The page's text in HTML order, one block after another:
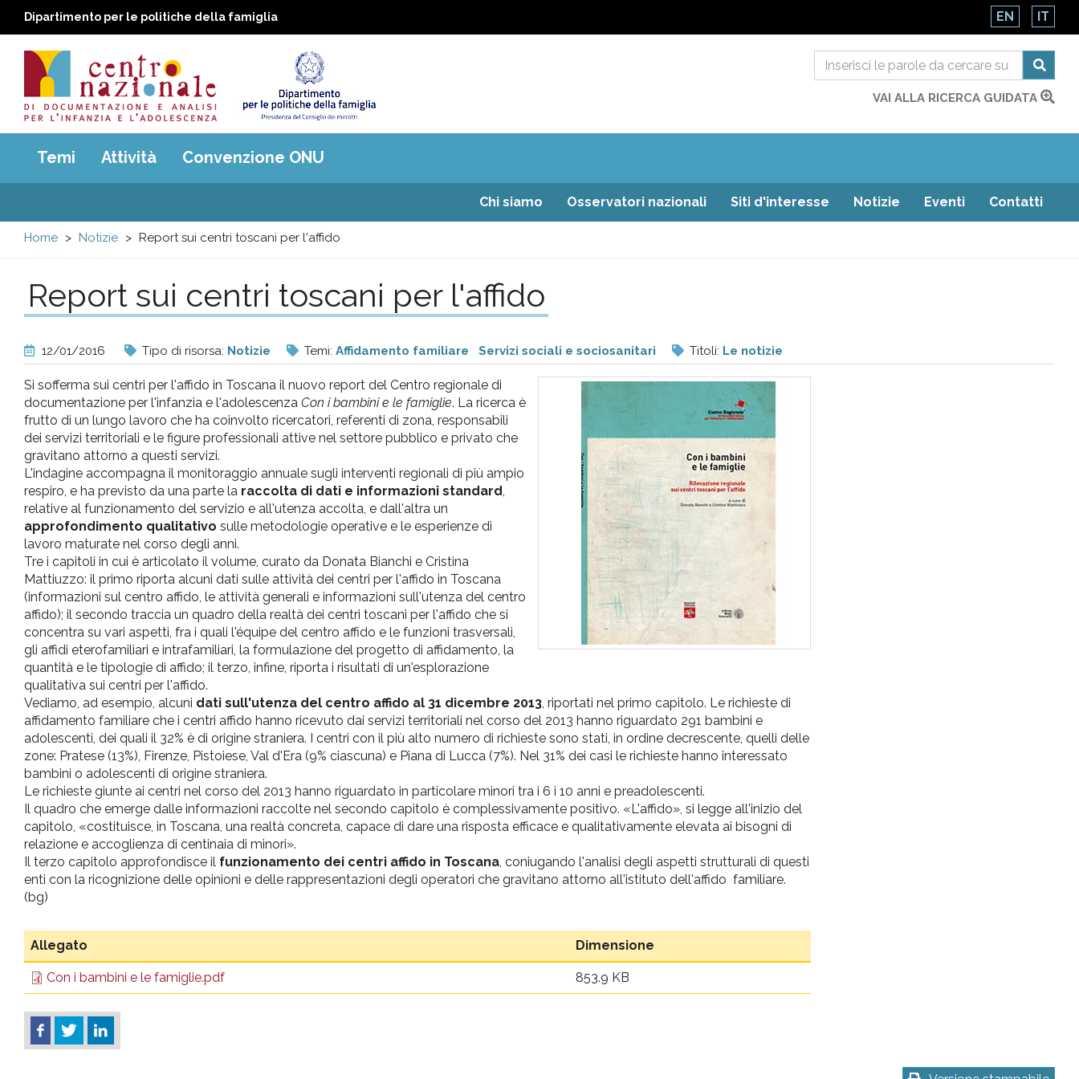
Dipartimento per le politiche della famiglia EN IT
Centro
nazionale
di
e
analisi
pr
l'infanzia
e
l'adolescenza
VAI ALLA RICERCA GUIDATA
Main
menu
Temi Attività Convenzione ONU
Chi siamo Osservatori nazionali Siti d'interesse Notizie Eventi Contatti
Home Notizie Report sui centri toscani per l'affido
Report sui centri toscani per l'affido
12/01/2016 Tipo di risorsa: Notizie Temi: Affidamento familiare Servizi sociali e sociosanitari Titoli: Le notizie
Si sofferma sui centri per l'affido in Toscana il nuovo report del Centro regionale di
documentazione per l'infanzia e l'adolescenza Con i bambini e le famiglie. La ricerca è
frutto di un lungo lavoro che ha coinvolto ricercatori, referenti di zona, responsabili
dei servizi territoriali e le figure professionali attive nel settore pubblico e privato che
gravitano attorno a questi servizi.
L'indagine accompagna il monitoraggio annuale sugli interventi regionali di più ampio
respiro, e ha previsto da una parte la raccolta di dati e informazioni standard
relative al funzionamento del servizio e all'utenza accolta, e dall'altra un
approfondimento qualitativo sulle metodologie operative e le esperienze di
lavoro maturate nel corso degli anni.
Tre i capitoli in cui è articolato il volume, curato da Donata Bianchi e Cristina
Mattiuzzo: il primo riporta alcuni dati sulle attività dei centri per l'affido in Toscana
(informazioni sul centro affido, le attività generali e informazioni sull'utenza del centro
affido); il secondo traccia un quadro della realtà dei centri toscani per l'affido che si
concentra su vari aspetti, fra i quali l'équipe del centro affido e le funzioni trasversali,
gli affidi eterofamiliari e intrafamiliari, la formulazione del progetto di affidamento, la
quantità e le tipologie di affido; il terzo, infine, riporta i risultati di un'esplorazione
qualitativa sui centri per l'affido.
Vediamo, ad esempio, alcuni dati sull'utenza del centro affido al 31 dicembre 2013 , riportati nel primo capitolo. Le richieste di
affidamento familiare che i centri affido hanno ricevuto dai servizi territoriali nel corso del 2013 hanno riguardato 291 bambini e
adolescenti, dei quali il 32% è di origine straniera. I centri con il più alto numero di richieste sono stati, in ordine decrescente, quelli delle
zone: Pratese (13%), Firenze, Pistoiese, Val d'Era (9% ciascuna) e Piana di Lucca (7%). Nel 31% dei casi le richieste hanno interessato
bambini o adolescenti di origine straniera.
Le richieste giunte ai centri nel corso del 2013 hanno riguardato in particolare minori tra i 6 i 10 anni e preadolescenti.
Il quadro che emerge dalle informazioni raccolte nel secondo capitolo è complessivamente positivo. «L'affido», si legge all'inizio del
capitolo, «costituisce, in Toscana, una realtà concreta, capace di dare una risposta efficace e qualitativamente elevata ai bisogni di
relazione e accoglienza di centinaia di minori».
Il terzo capitolo approfondisce il funzionamento dei centri affido in Toscana , coniugando l'analisi degli aspetti strutturali di questi
enti con la ricognizione delle opinioni e delle rappresentazioni degli operatori che gravitano attorno all'istituto dell'affido familiare.
(bg)
Allegato Dimensione
Con i bambini e le famiglie.pdf 853.9 KB